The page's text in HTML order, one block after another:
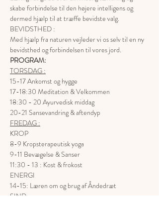
skabe forbindelse til den højere intelligens og
dermed hjælp til at træffe bevidste valg.
BEVIDSTHED :
Med hjælp fra naturen vejleder vi os selv til en ny
bevidsthed og forbindelsen til vores jord.
PROGRAM:
TORSDAG :
15-17 Ankomst og hygge
17-18:30 Meditation & Velkommen
18:30 - 20 Ayurvedisk middag
20-21 Sansevandring & aftendyp
FREDAG :
KROP
8-9 Kropsterapeutisk yoga
9-11 Bevægelse & Sanser
11:30 - 13 : Kost & frokost
ENERGI
14-15: Læren om og brug af Åndedræt
SIND